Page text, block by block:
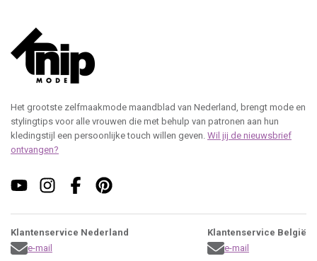
Het grootste zelfmaakmode maandblad van Nederland, brengt mode en
stylingtips voor alle vrouwen die met behulp van patronen aan hun
kledingstijl een persoonlijke touch willen geven. Wil jij de nieuwsbrief
ontvangen?
Klantenservice Nederland
e-mail
Klantenservice België
e-mail